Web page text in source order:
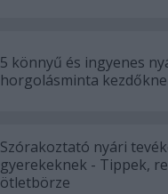
5 könnyű és ingyenes
horgolásminta
Szórakoztató nyári
gyerekeknek - Tippek,
ötletbörze